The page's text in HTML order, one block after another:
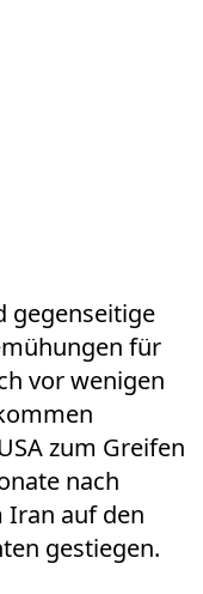
gegenseitige
für
vor wenigen
zum Greifen
nach
Iran auf den
gestiegen.